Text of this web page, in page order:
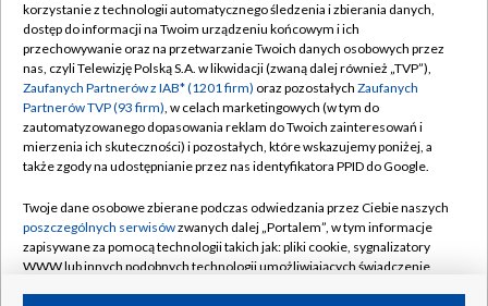
TVP
Abonament TVP
Emisja w TVP
Centrum informacji TVP
Naziemna Telewizja Cyfrowa
Rada Programowa
System NOS
Informacje o nadawcy
Regulamin TVP
Polityka prywatności
Moje zgody
Pomoc
Kontakt
Kanały
korzystanie z technologii automatycznego śledzenia i zbierania danych,
dostęp do informacji na Twoim urządzeniu końcowym i ich
przechowywanie oraz na przetwarzanie Twoich danych osobowych przez
nas, czyli Telewizję Polską S.A. w likwidacji (zwaną dalej również „TVP”),
Zaufanych Partnerów z IAB* (1201 firm) oraz pozostałych Zaufanych
Partnerów TVP (93 firm), w celach marketingowych (w tym do
zautomatyzowanego dopasowania reklam do Twoich zainteresowań i
mierzenia ich skuteczności) i pozostałych, które wskazujemy poniżej, a
także zgody na udostępnianie przez nas identyfikatora PPID do Google.
Twoje dane osobowe zbierane podczas odwiedzania przez Ciebie naszych
poszczególnych serwisówzwanych dalej „Portalem”, w tym informacje
zapisywane za pomocą technologii takich jak: pliki cookie, sygnalizatory
WWW lub innych podobnych technologii umożliwiających świadczenie